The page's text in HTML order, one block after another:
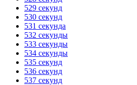
529 секунд
530 секунд
531 секунда
532 секунды
533 секунды
534 секунды
535 секунд
536 секунд
537 секунд